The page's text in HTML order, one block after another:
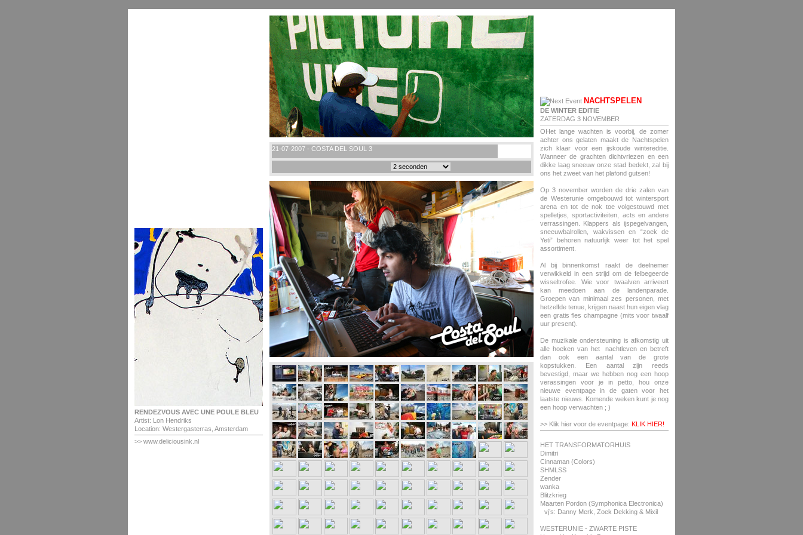
RENDEZVOUS AVEC UNE POULE BLEU
Artist: Lon Hendriks
Location: Westergasterras, Amsterdam
>> www.deliciousink.nl
21-07-2007 - COSTA DEL SOUL 3
NACHTSPELEN
DE WINTER EDITIE
ZATERDAG 3 NOVEMBER
OHet lange wachten is voorbij, de zomer
achter ons gelaten maakt de Nachtspelen
zich klaar voor een ijskoude wintereditie.
Wanneer de grachten dichtvriezen en een
dikke laag sneeuw onze stad bedekt, zal bij
ons het zweet van het plafond gutsen!
Op 3 november worden de drie zalen van
de Westerunie omgebouwd tot wintersport
arena en tot de nok toe volgestouwd met
spelletjes, sportactiviteiten, acts en andere
verrassingen. Klappers als ijspegelvangen,
sneeuwbalrollen, wakvissen en “zoek de
Yeti” behoren natuurlijk weer tot het spel
assortiment.
Al bij binnenkomst raakt de deelnemer
verwikkeld in een strijd om de felbegeerde
wisseltrofee. Wie voor twaalven arriveert
kan meedoen aan de landenparade.
Groepen van minimaal zes personen, met
hetzelfde tenue, krijgen naast hun eigen vlag
een gratis fles champagne (mits voor twaalf
uur present).
De muzikale ondersteuning is afkomstig uit
alle hoeken van het nachtleven en betreft
dan ook een aantal van de grote
kopstukken. Een aantal zijn reeds
bevestigd, maar we hebben nog een hoop
verassingen voor je in petto, hou onze
nieuwe eventpage in de gaten voor het
laatste nieuws. Komende weken kunt je nog
een hoop verwachten ; )
>> Klik hier voor de eventpage: KLIK HIER!
HET TRANSFORMATORHUIS
Dimitri
Cinnaman (Colors)
SHMLSS
Zender
wanka
Blitzkrieg
Maarten Pordon (Symphonica Electronica)
vj’s: Danny Merk, Zoek Dekking & Mixil
WESTERUNIE - ZWARTE PISTE